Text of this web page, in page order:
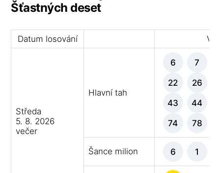
Šťastných deset
Datum losování
Středa
5. 8. 2026
večer
Hlavní tah
6 7
22 26
43 44
74 78
Šance milion 6 1